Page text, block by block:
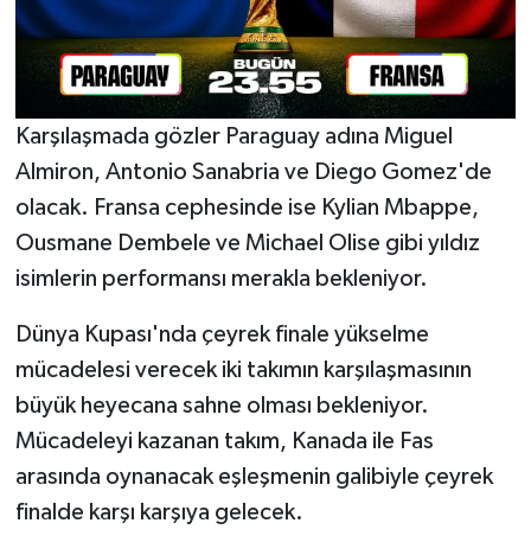
Karşılaşmada gözler Paraguay adına Miguel
Almiron, Antonio Sanabria ve Diego Gomez'de
olacak. Fransa cephesinde ise Kylian Mbappe,
Ousmane Dembele ve Michael Olise gibi yıldız
isimlerin performansı merakla bekleniyor.
Dünya Kupası'nda çeyrek finale yükselme
mücadelesi verecek iki takımın karşılaşmasının
büyük heyecana sahne olması bekleniyor.
Mücadeleyi kazanan takım, Kanada ile Fas
arasında oynanacak eşleşmenin galibiyle çeyrek
finalde karşı karşıya gelecek.